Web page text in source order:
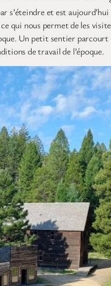
s’éteindre et est aujourd’hui
qui nous permet de les
Un petit sentier
de travail de l’époque.